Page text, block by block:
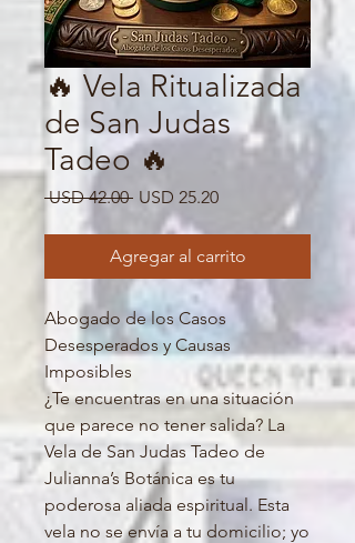
🔥 Vela Ritualizada
de San Judas
Tadeo 🔥
USD 42.00 Precio
USD 25.20Precio
oferta
Agregar al carrito
Abogado de los Casos
Desesperados y Causas
Imposibles
¿Te encuentras en una situación
que parece no tener salida? La
Vela de San Judas Tadeo de
Julianna’s Botánica es tu
poderosa aliada espiritual. Esta
vela no se envía a tu domicilio; yo